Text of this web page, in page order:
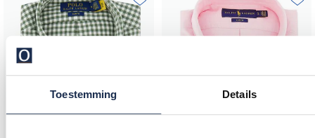
Toestemming Details
Toevoegen aan favorieten